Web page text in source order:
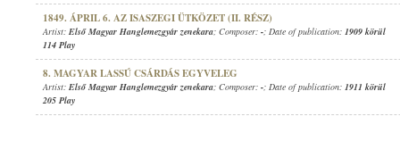
1849. ÁPRIL 6. AZ ISASZEGI ÜTKÖZET (II. RÉSZ)
Artist: Első Magyar Hanglemezgyár zenekara; Composer: -; Date of publication: 1909 körül
114 Play
8. MAGYAR LASSÚ CSÁRDÁS EGYVELEG
Artist: Első Magyar Hanglemezgyár zenekara; Composer: -; Date of publication: 1911 körül
205 Play